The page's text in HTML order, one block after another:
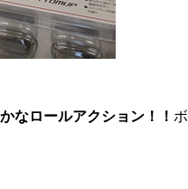
なロールアクション！！ ボ